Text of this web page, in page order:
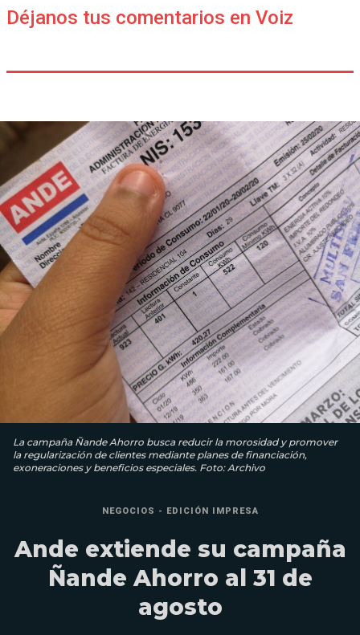
Déjanos tus comentarios en Voiz
La campaña Ñande Ahorro busca reducir la morosidad y promover
la regularización de clientes mediante planes de financiación,
exoneraciones y beneficios especiales. Foto: Archivo
NEGOCIOS - EDICIÓN IMPRESA
Ande extiende su campaña
Ñande Ahorro al 31 de
agosto